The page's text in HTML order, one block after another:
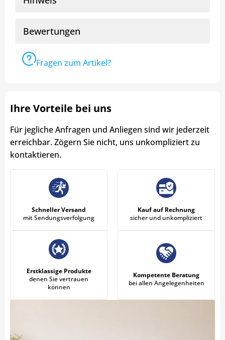
Bewertungen
Fragen zum Artikel?
Ihre Vorteile bei uns
Für jegliche Anfragen und Anliegen sind wir jederzeit
erreichbar. Zögern Sie nicht, uns unkompliziert zu
kontaktieren.
Schneller Versand
mit Sendungsverfolgung
Kauf auf Rechnung
sicher und unkompliziert
Erstklassige Produkte
denen Sie vertrauen
können
Kompetente Beratung
bei allen Angelegenheiten